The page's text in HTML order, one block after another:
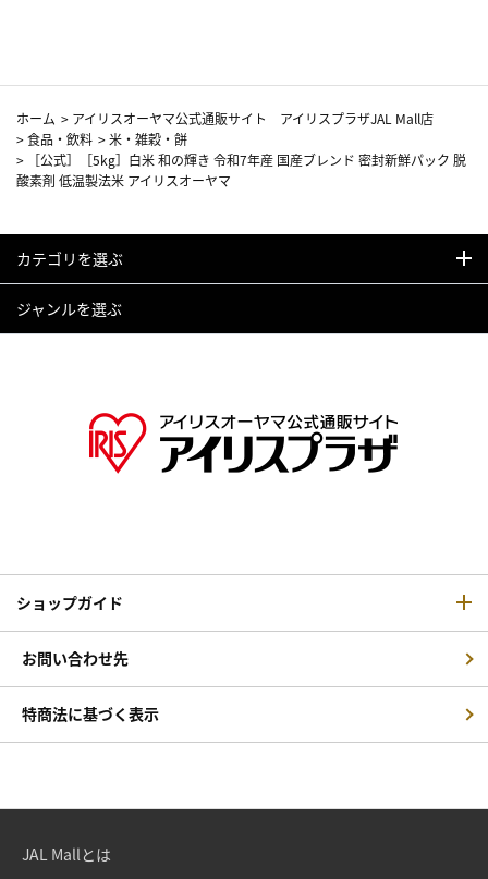
ホーム > アイリスオーヤマ公式通販サイト アイリスプラザJAL Mall店
>食品・飲料 >米・雑穀・餅
>
［公式］［5kg］白米 和の輝き 令和7年産 国産ブレンド 密封新鮮パック 脱
酸素剤 低温製法米 アイリスオーヤマ
カテゴリを選ぶ
ジャンルを選ぶ
ショップガイド
お問い合わせ先
特商法に基づく表示
JAL Mallとは